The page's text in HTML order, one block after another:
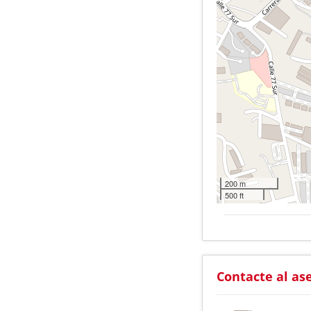
200 m
500 ft
Contacte al